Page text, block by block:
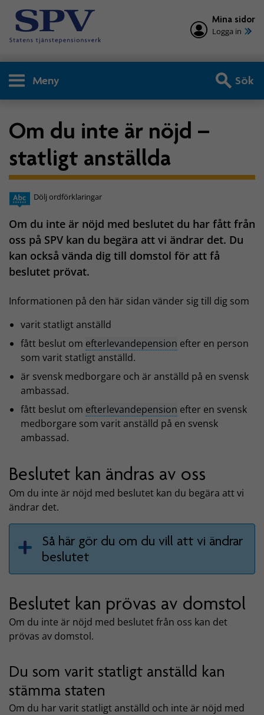
Mina sidor
Logga in
Meny Sök
Om du inte är nöjd –
statligt anställda
Dölj ordförklaringar
Om du inte är nöjd med beslutet du har fått från
oss på SPV kan du begära att vi ändrar det. Du
kan också vända dig till domstol för att få
beslutet prövat.
Informationen på den här sidan vänder sig till dig som
varit statligt anställd
fått beslut om efterlevandepension efter en person
som varit statligt anställd.
är svensk medborgare och är anställd på en svensk
ambassad.
fått beslut om efterlevandepension efter en svensk
medborgare som varit anställd på en svensk
ambassad.
Beslutet kan ändras av oss
Om du inte är nöjd med beslutet kan du begära att vi
ändrar det.
Så här gör du om du vill att vi ändrar
beslutet
Beslutet kan prövas av domstol
Om du inte är nöjd med beslutet från oss kan det
prövas av domstol.
Du som varit statligt anställd kan
stämma staten
Om du har varit statligt anställd och inte är nöjd med